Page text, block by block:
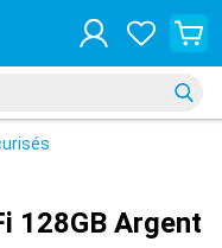
128GB Argent